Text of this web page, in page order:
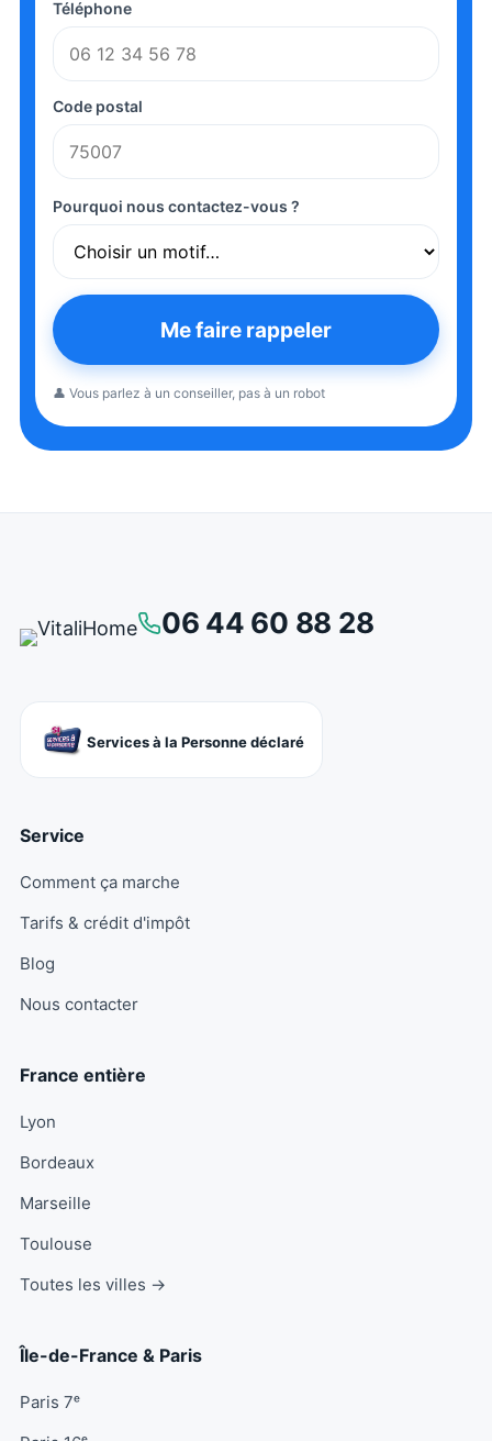
Téléphone
Code postal
Pourquoi nous contactez-vous ?
Me faire rappeler
👤 Vous parlez à un conseiller, pas à un robot
06 44 60 88 28
Services à la Personne déclaré
Service
Comment ça marche
Tarifs & crédit d'impôt
Blog
Nous contacter
France entière
Lyon
Bordeaux
Marseille
Toulouse
Toutes les villes →
Île-de-France & Paris
Paris 7ᵉ